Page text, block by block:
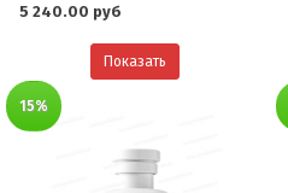
5 240.00 руб
Показать
15%